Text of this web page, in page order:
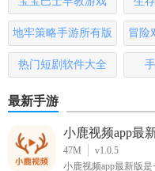
地牢策略手游所有版
本
冒险
热门短剧软件大全
最新手游
小鹿视频app最
47M
v1.0.5
小鹿视频app最新版